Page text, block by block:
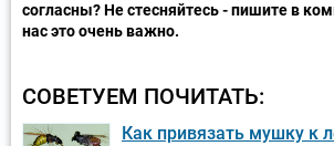
согласны? Не стесняйтесь - пишите в
нас это очень важно.
СОВЕТУЕМ ПОЧИТАТЬ:
Как привязать мушку к